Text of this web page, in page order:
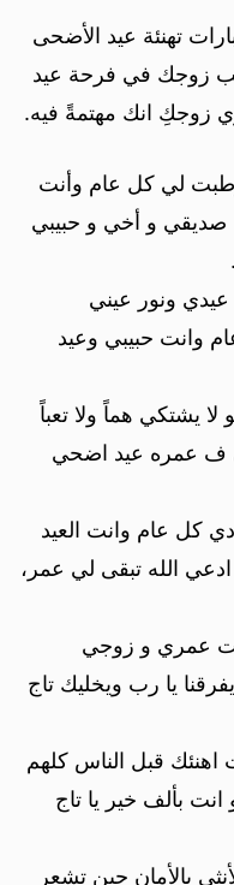
تهنئة عيد الأضحى
زوجك في فرحة عيد
زوجكِ انك مهتمةً فيه.
لي كل عام وأنت
و أخي و حبيبي
ونور عيني
وانت حبيبي وعيد
لا يشتكي هماً ولا تعباً
ف عمره عيد اضحي
كل عام وانت العيد
الله تبقى لي عمر،
عمري و زوجي
يا رب ويخليك تاج
اهنئك قبل الناس كلهم
بألف خير يا تاج
بالأمان حين تشعر